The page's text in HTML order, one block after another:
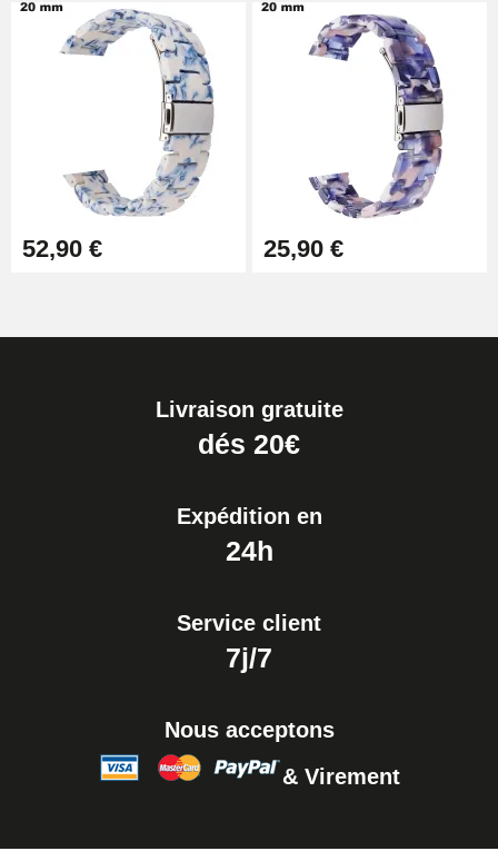
3,90 €
Kit pour Réduire Bracelet
Montre Métal
13,90 €
Boîte Pompe Bracelet Montre -
Diamètre 1,50 mm - 8 à 25 mm
Extracteur de Bracelet de
Montre Facile
52,90 € 25,90 €
Livraison gratuite
dés 20€
Expédition en
24h
Service client
7j/7
Nous acceptons
& Virement